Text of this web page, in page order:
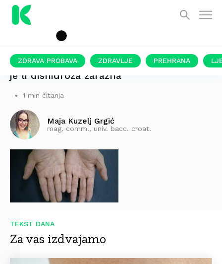
ZDRAVA PROBAVA ZDRAVLJE PREHRANA
je li dishidroza zarazna
1 min čitanja
Maja Kuzelj Grgić
mag. comm., univ. bacc. croat.
TEKST DANA
Za vas izdvajamo